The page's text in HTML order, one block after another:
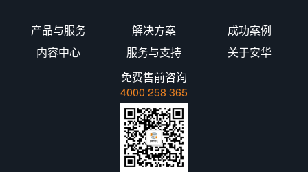
产品与服务 解决方案
成功案例
内容中心
服务与支持
关于安华
免费售前咨询
4000 258 365